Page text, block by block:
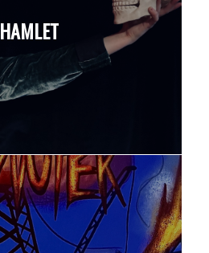
HAMLET